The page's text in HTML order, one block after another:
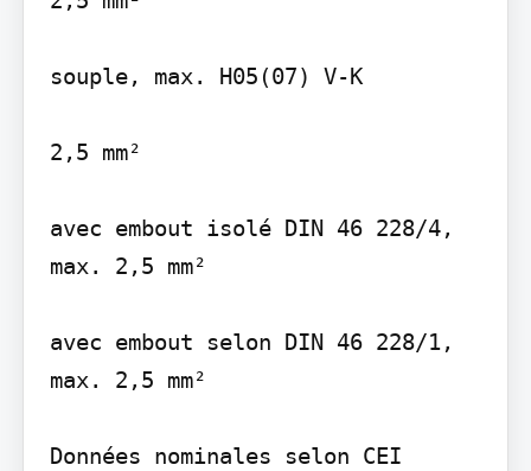
souple, max. H05(07) V-K
2,5 mm²
avec embout isolé DIN 46 228/4,
max. 2,5 mm²
avec embout selon DIN 46 228/1,
max. 2,5 mm²
Données nominales selon CEI